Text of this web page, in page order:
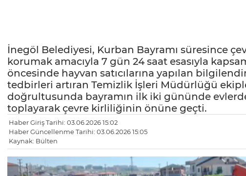
İnegöl Belediyesi, Kurban Bayramı süresince
korumak amacıyla 7 gün 24 saat esasıyla
öncesinde hayvan satıcılarına yapılan
tedbirleri artıran Temizlik İşleri Müdürlüğü
doğrultusunda bayramın ilk iki gününde
toplayarak çevre kirliliğinin önüne geçti.
Haber Giriş Tarihi: 03.06.2026 15:02
Haber Güncellenme Tarihi: 03.06.2026 15:05
Kaynak: Bülten